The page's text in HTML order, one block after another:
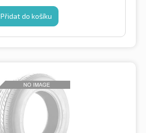
Přidat do košíku